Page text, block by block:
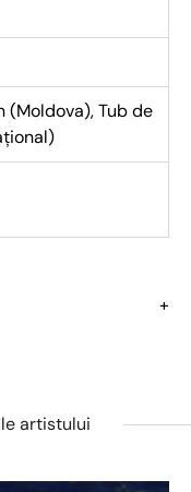
(Moldova),Tub de
artistului